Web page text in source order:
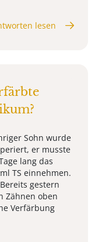
lesen
Sohn wurde
er musste
lang das
TS einnehmen.
gestern
Zähnen oben
Verfärbung